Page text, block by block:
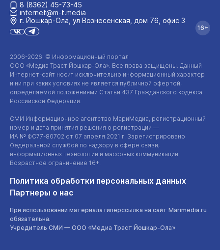
2006-2026 © Информационный портал
ООО «Медиа Траст Йошкар-Ола». Все права защищены. Данный
Интернет-сайт носит исключительно информационный характер
и ни при каких условиях не является публичной офертой,
определяемой положениями Статьи 437 Гражданского кодекса
Российской Федерации.
СМИ Информационное агентство МариМедиа, регистрационный
номер и дата принятия решения о регистрации —
ИА № ФС77-80702 от 07 апреля 2021 г. Зарегистрировано
Федеральной службой по надзору в сфере связи,
информационных технологий и массовых коммуникаций.
Возрастное ограничение 16+.
Политика обработки персональных данных
Партнеры о нас
При использовании материала гиперссылка на сайт Marimedia.ru
обязательна.
Учредитель СМИ — ООО «Медиа Траст Йошкар-Ола»
8 (8362) 45-73-45
internet@m-t.media
г. Йошкар‑Ола, ул Вознесенская, дом 76, офис 3
16+